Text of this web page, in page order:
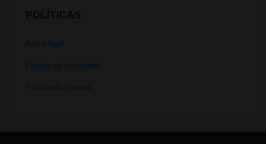
Aviso legal
Política de privacidad
Política de cookies